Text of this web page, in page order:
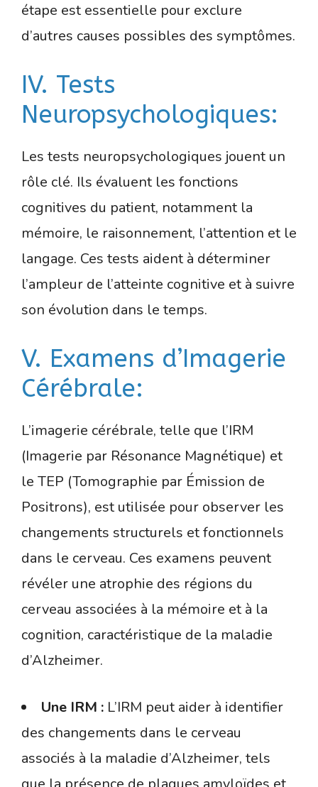
étape est essentielle pour exclure
d’autres causes possibles des symptômes.
IV. Tests
Neuropsychologiques:
Les tests neuropsychologiques jouent un
rôle clé. Ils évaluent les fonctions
cognitives du patient, notamment la
mémoire, le raisonnement, l’attention et le
langage. Ces tests aident à déterminer
l’ampleur de l’atteinte cognitive et à suivre
son évolution dans le temps.
V. Examens d’Imagerie
Cérébrale:
L’imagerie cérébrale, telle que l’IRM
(Imagerie par Résonance Magnétique) et
le TEP (Tomographie par Émission de
Positrons), est utilisée pour observer les
changements structurels et fonctionnels
dans le cerveau. Ces examens peuvent
révéler une atrophie des régions du
cerveau associées à la mémoire et à la
cognition, caractéristique de la maladie
d’Alzheimer.
Une IRM : L’IRM peut aider à identifier
des changements dans le cerveau
associés à la maladie d’Alzheimer, tels